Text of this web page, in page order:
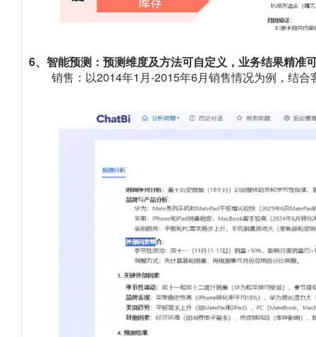
6、智能预测：预测维度及方法可自定义，业务结果精准
销售：以2014年1月-2015年6月销售情况为例，结